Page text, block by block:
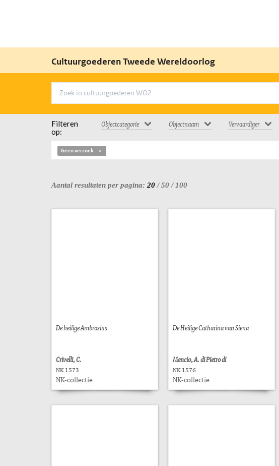
Cultuurgoederen Tweede Wereldoorlog
Filteren
op:
Objectcategorie Objectnaam Vervaardiger
Geen verzoek
Aantal resultaten per pagina: 20 /50 / 100
De heilige Ambrosius
Crivelli, C.
NK 1573
NK-collectie
De Heilige Catharina van Siena
Mencio, A. di Pietro di
NK 1576
NK-collectie